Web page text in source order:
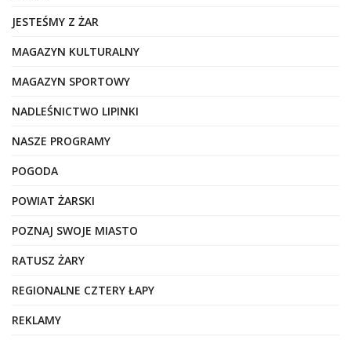
JESTEŚMY Z ŻAR
MAGAZYN KULTURALNY
MAGAZYN SPORTOWY
NADLEŚNICTWO LIPINKI
NASZE PROGRAMY
POGODA
POWIAT ŻARSKI
POZNAJ SWOJE MIASTO
RATUSZ ŻARY
REGIONALNE CZTERY ŁAPY
REKLAMY